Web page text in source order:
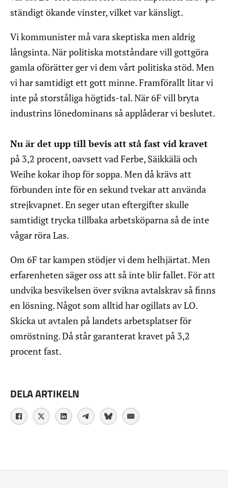
ständigt ökande vinster, vilket var känsligt.
Vi kommunister må vara skeptiska men aldrig
långsinta. När politiska motståndare vill gottgöra
gamla oförätter ger vi dem vårt politiska stöd. Men
vi har samtidigt ett gott minne. Framförallt litar vi
inte på storståliga högtids-tal. När 6F vill bryta
industrins lönedominans så applåderar vi beslutet.
Nu är det upp till bevis att stå fast vid kravet
på 3,2 procent, oavsett vad Ferbe, Säikkälä och
Weihe kokar ihop för soppa. Men då krävs att
förbunden inte för en sekund tvekar att använda
strejkvapnet. En seger utan eftergifter skulle
samtidigt trycka tillbaka arbetsköparna så de inte
vågar röra Las.
Om 6F tar kampen stödjer vi dem helhjärtat. Men
erfarenheten säger oss att så inte blir fallet. För att
undvika besvikelsen över svikna avtalskrav så finns
en lösning. Något som alltid har ogillats av LO.
Skicka ut avtalen på landets arbetsplatser för
omröstning. Då står garanterat kravet på 3,2
procent fast.
DELA ARTIKELN